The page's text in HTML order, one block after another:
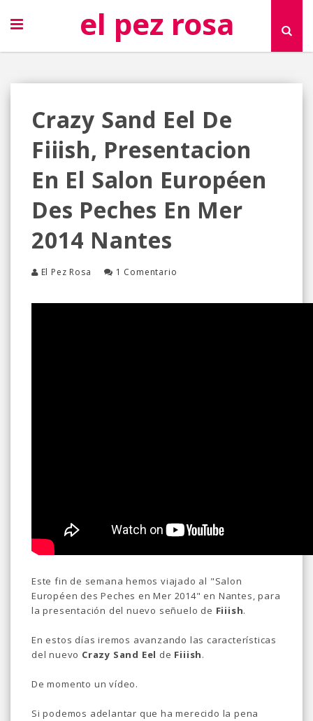
el pez rosa
Crazy Sand Eel De
Fiiish, Presentacion
En El Salon Européen
Des Peches En Mer
2014 Nantes
El Pez Rosa 1 Comentario
Este fin de semana hemos viajado al "Salon
Européen des Peches en Mer 2014" en Nantes, para
la presentación del nuevo señuelo de Fiiish.
En estos días iremos avanzando las características
del nuevo Crazy Sand Eel de Fiiish.
De momento un vídeo.
Si podemos adelantar que ha merecido la pena